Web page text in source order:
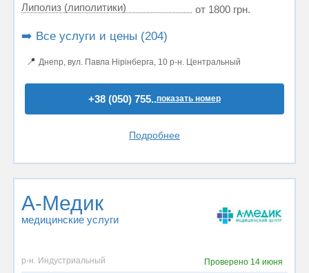
Липолиз (липолитики) от 1800 грн.
➡️ Все услуги и цены (204)
📍 Днепр, вул. Павла Нірінберга, 10 р-н. Центральный
+38 (050) 755..показать номер
Подробнее
А-Медик
медицинские услуги
р-н. Индустриальный Проверено 14 июня